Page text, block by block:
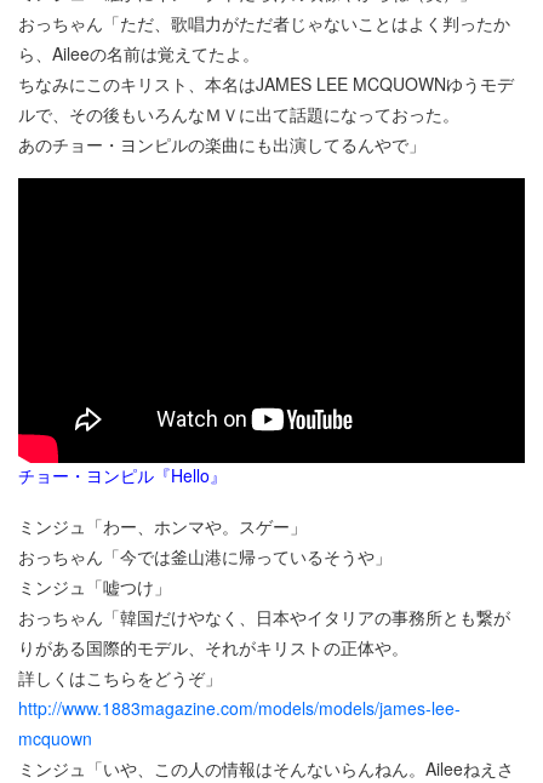
おっちゃん「ただ、歌唱力がただ者じゃないことはよく判ったか
ら、Aileeの名前は覚えてたよ。
ちなみにこのキリスト、本名はJAMES LEE MCQUOWNゆうモデ
ルで、その後もいろんなＭＶに出て話題になっておった。
あのチョー・ヨンピルの楽曲にも出演してるんやで」
チョー・ヨンピル『Hello』
ミンジュ「わー、ホンマや。スゲー」
おっちゃん「今では釜山港に帰っているそうや」
ミンジュ「嘘つけ」
おっちゃん「韓国だけやなく、日本やイタリアの事務所とも繋が
りがある国際的モデル、それがキリストの正体や。
詳しくはこちらをどうぞ」
http://www.1883magazine.com/models/models/james-lee-
mcquown
ミンジュ「いや、この人の情報はそんないらんねん。Aileeねえさ